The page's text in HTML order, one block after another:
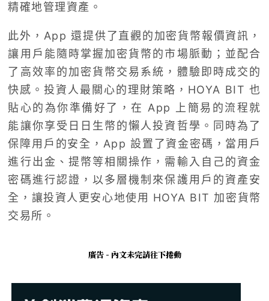
精確地管理資產。
此外，App 還提供了直觀的加密貨幣報價資訊，
讓用戶能隨時掌握加密貨幣的市場脈動；並配合
了高效率的加密貨幣交易系統，體驗即時成交的
快感。投資人最關心的理財策略，HOYA BIT 也
貼心的為你準備好了，在 App 上簡易的流程就
能讓你享受日日生幣的懶人投資哲學。同時為了
保障用戶的安全，App 設置了資金密碼，當用戶
進行出金、提幣等相關操作，需輸入自己的資金
密碼進行認證，以多層機制來保護用戶的資產安
全，讓投資人更安心地使用 HOYA BIT 加密貨幣
交易所。
廣告 - 內文未完請往下捲動